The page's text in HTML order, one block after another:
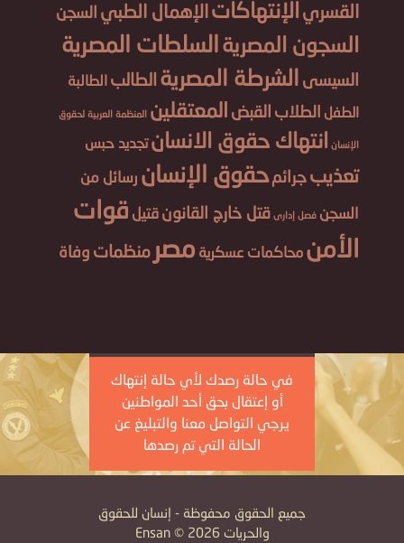
القسري الإنتهاكات الإهمال الطبي السجن
السجون المصرية السلطات المصرية
السيسى الشرطة المصرية الطالب الطالبة
الطفل الطلاب القبض المعتقلين المنظمة العربية لحقوق
الإنسان انتهاك حقوق الانسان تجديد حبس
تعذيب جرائم حقوق الإنسان رسائل من
السجن فصل إدارى قتل خارج القانون قتيل قوات
الأمن محاكمات عسكرية مصر منظمات وفاة
في حالة رصدك لأي حالة إنتهاك
أو إعتقال بحق أحد المواطنين
يرجي التواصل معنا والتبليغ عن
الحالة التي تم رصدها
جميع الحقوق محفوظة - إنسان للحقوق
والحريات Ensan © 2026